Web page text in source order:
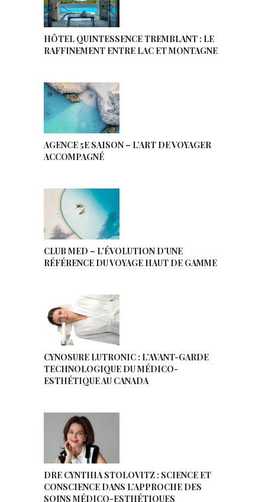
HÔTEL QUINTESSENCE TREMBLANT : LE
RAFFINEMENT ENTRE LAC ET MONTAGNE
AGENCE 5E SAISON – L’ART DE VOYAGER
ACCOMPAGNÉ
CLUB MED – L’ÉVOLUTION D’UNE
RÉFÉRENCE DU VOYAGE HAUT DE GAMME
CYNOSURE LUTRONIC : L’AVANT-GARDE
TECHNOLOGIQUE DU MÉDICO-
ESTHÉTIQUE AU CANADA
DRE CYNTHIA STOLOVITZ : SCIENCE ET
CONSCIENCE DANS L’APPROCHE DES
SOINS MÉDICO-ESTHÉTIQUES